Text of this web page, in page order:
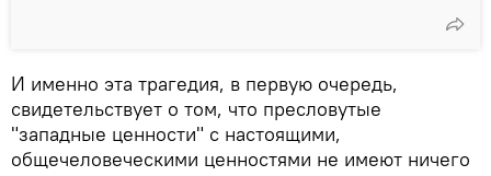
И именно эта трагедия, в первую очередь,
свидетельствует о том, что пресловутые
"западные ценности" с настоящими,
общечеловеческими ценностями не имеют ничего